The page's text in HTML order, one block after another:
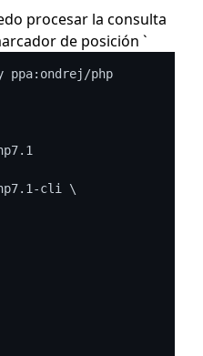
procesar la consulta
de posición `
ppa:ondrej/php
cli \